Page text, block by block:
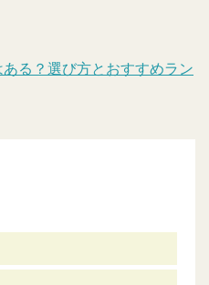
る？選び方とおすすめラン